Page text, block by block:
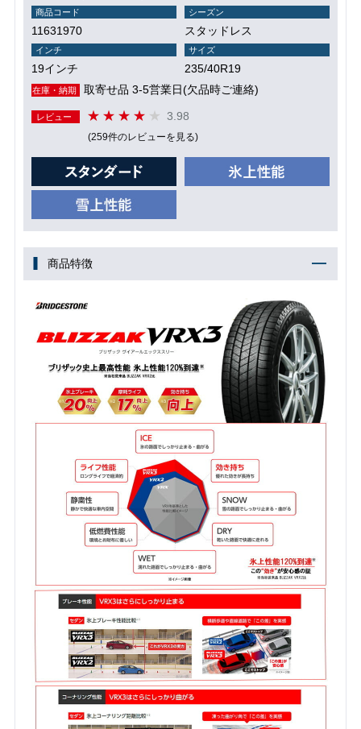
商品コード
11631970
シーズン
スタッドレス
インチ
19インチ
サイズ
235/40R19
在庫・納期 取寄せ品 3-5営業日(欠品時ご連絡)
レビュー 3.98
(259件のレビューを見る)
商品特徴